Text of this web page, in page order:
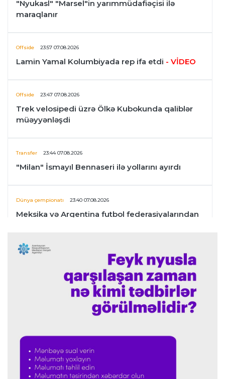
"Nyukasl" "Marsel"in yarımmüdafiəçisi ilə
maraqlanır
Offside 23:57 07.08.2026
Lamin Yamal Kolumbiyada rep ifa etdi - VİDEO
Offside 23:47 07.08.2026
Trek velosipedi üzrə Ölkə Kubokunda qaliblər
müəyyənləşdi
Transfer 23:44 07.08.2026
"Milan" İsmayıl Bennaseri ilə yollarını ayırdı
Dünya çempionatı 23:40 07.08.2026
Meksika və Argentina futbol federasiyalarından
"Formula 1" pilotlarının 2026-cı il reytinqi
qatdı
Formula-1 23:29 07.08.2026